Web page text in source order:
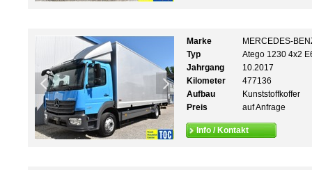
Marke
MERCEDES-
Typ
Atego 1230 4x2
Jahrgang
10.2017
Kilometer
477136
Aufbau
Kunststoffkoffer
Preis
auf Anfrage
Info / Kontakt